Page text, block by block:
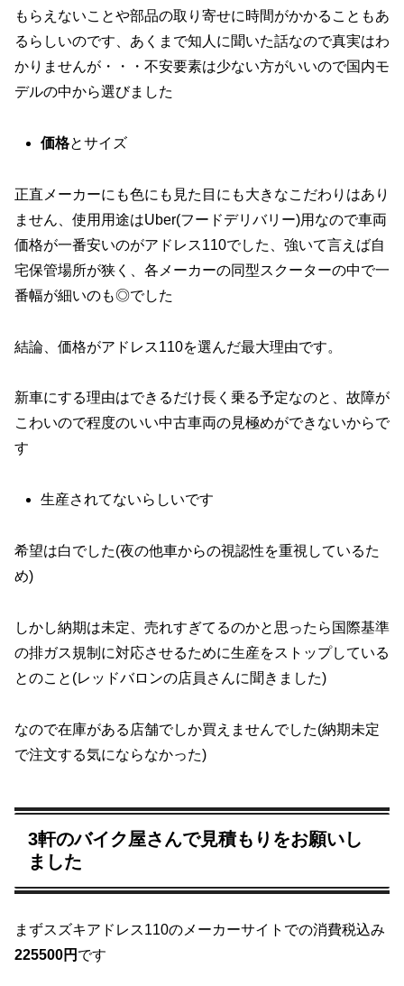
もらえないことや部品の取り寄せに時間がかかることもあ
るらしいのです、あくまで知人に聞いた話なので真実はわ
かりませんが・・・不安要素は少ない方がいいので国内モ
デルの中から選びました
価格とサイズ
正直メーカーにも色にも見た目にも大きなこだわりはあり
ません、使用用途はUber(フードデリバリー)用なので車両
価格が一番安いのがアドレス110でした、強いて言えば自
宅保管場所が狭く、各メーカーの同型スクーターの中で一
番幅が細いのも◎でした
結論、価格がアドレス110を選んだ最大理由です。
新車にする理由はできるだけ長く乗る予定なのと、故障が
こわいので程度のいい中古車両の見極めができないからで
す
生産されてないらしいです
希望は白でした(夜の他車からの視認性を重視しているた
め)
しかし納期は未定、売れすぎてるのかと思ったら国際基準
の排ガス規制に対応させるために生産をストップしている
とのこと(レッドバロンの店員さんに聞きました)
なので在庫がある店舗でしか買えませんでした(納期未定
で注文する気にならなかった)
3軒のバイク屋さんで見積もりをお願いし
ました
まずスズキアドレス110のメーカーサイトでの消費税込み
225500円 です